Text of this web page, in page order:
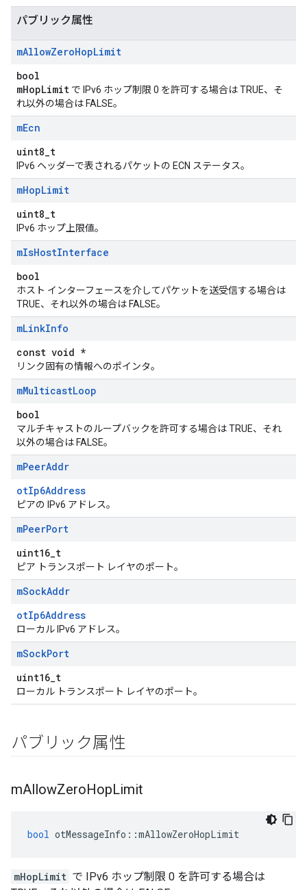
パブリック属性
mAllowZeroHopLimit
bool
mHopLimit で IPv6 ホップ制限 0 を許可する場合は TRUE、そ
れ以外の場合は FALSE。
mEcn
uint8_t
IPv6 ヘッダーで表されるパケットの ECN ステータス。
mHopLimit
uint8_t
IPv6 ホップ上限値。
mIsHostInterface
bool
ホスト インターフェースを介してパケットを送受信する場合は
TRUE、それ以外の場合は FALSE。
mLinkInfo
const void *
リンク固有の情報へのポインタ。
mMulticastLoop
bool
マルチキャストのループバックを許可する場合は TRUE、それ
以外の場合は FALSE。
mPeerAddr
otIp6Address
ピアの IPv6 アドレス。
mPeerPort
uint16_t
ピア トランスポート レイヤのポート。
mSockAddr
otIp6Address
ローカル IPv6 アドレス。
mSockPort
uint16_t
ローカル トランスポート レイヤのポート。
パブリック属性
mAllowZeroHopLimit
bool otMessageInfo ::mAllowZeroHopLimit
mHopLimit で IPv6 ホップ制限 0 を許可する場合は